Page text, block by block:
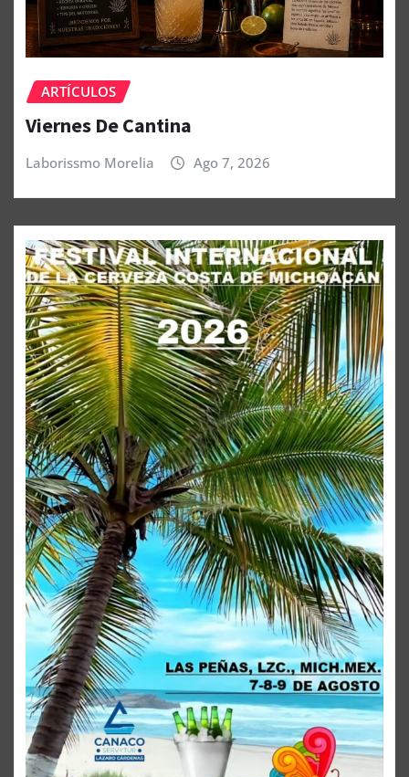
ARTÍCULOS
Viernes De Cantina
Laborissmo Morelia Ago 7, 2026